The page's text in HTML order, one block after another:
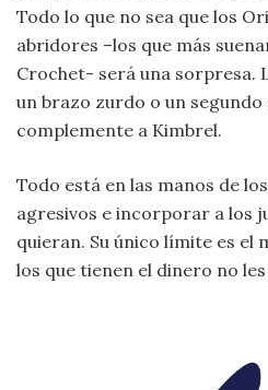
Todo lo que no sea que los
abridores –los que más
Crochet- será una sorpresa.
un brazo zurdo o un
complemente a Kimbrel.
Todo está en las manos de
agresivos e incorporar a los
quieran. Su único límite es el
los que tienen el dinero no